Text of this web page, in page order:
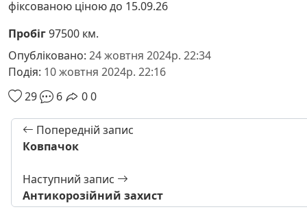
фіксованою ціною до 15.09.26
Пробіг97500 км.
Опубліковано: 24 жовтня 2024р. 22:34
Подія: 10 жовтня 2024р. 22:16
29
6 00
Попередній запис
Ковпачок
Наступний запис
Антикорозійний захист